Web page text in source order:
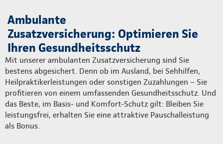
Ambulante
Zusatzversicherung: Optimieren Sie
Ihren Gesundheitsschutz
Mit unserer ambulanten Zusatzversicherung sind Sie
bestens abgesichert. Denn ob im Ausland, bei Sehhilfen,
Heilpraktikerleistungen oder sonstigen Zuzahlungen – Sie
profitieren von einem umfassenden Gesundheitsschutz. Und
das Beste, im Basis- und Komfort-Schutz gilt: Bleiben Sie
leistungsfrei, erhalten Sie eine attraktive Pauschalleistung
als Bonus.